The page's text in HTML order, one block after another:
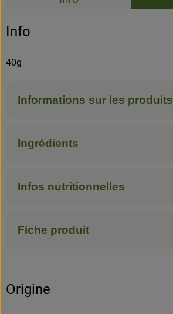
Info
40g
Informations sur les produits
Ingrédients
Infos nutritionnelles
Fiche produit
Origine